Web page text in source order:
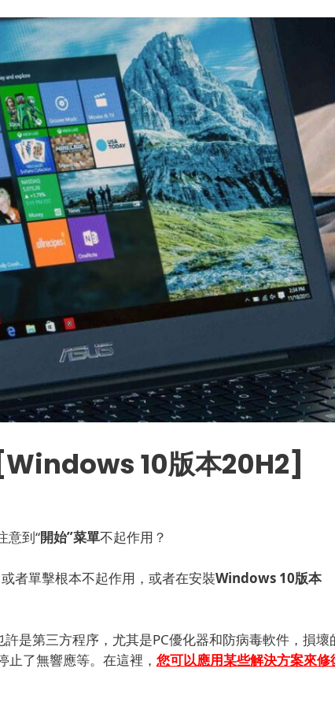
10版本20H2]
意到“開始”菜單不起作用？
者單擊根本不起作用 ，或者在安裝Windows 10版本
許是第三方程序，尤其是PC優化器和防病毒軟件，損壞
了無響應等。在這裡， 您可以應用某些解決方案來修